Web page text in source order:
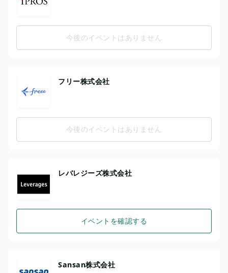
今後のイベントはありません
フリー株式会社
今後のイベントはありません
レバレジーズ株式会社
イベントを確認する
Sansan株式会社